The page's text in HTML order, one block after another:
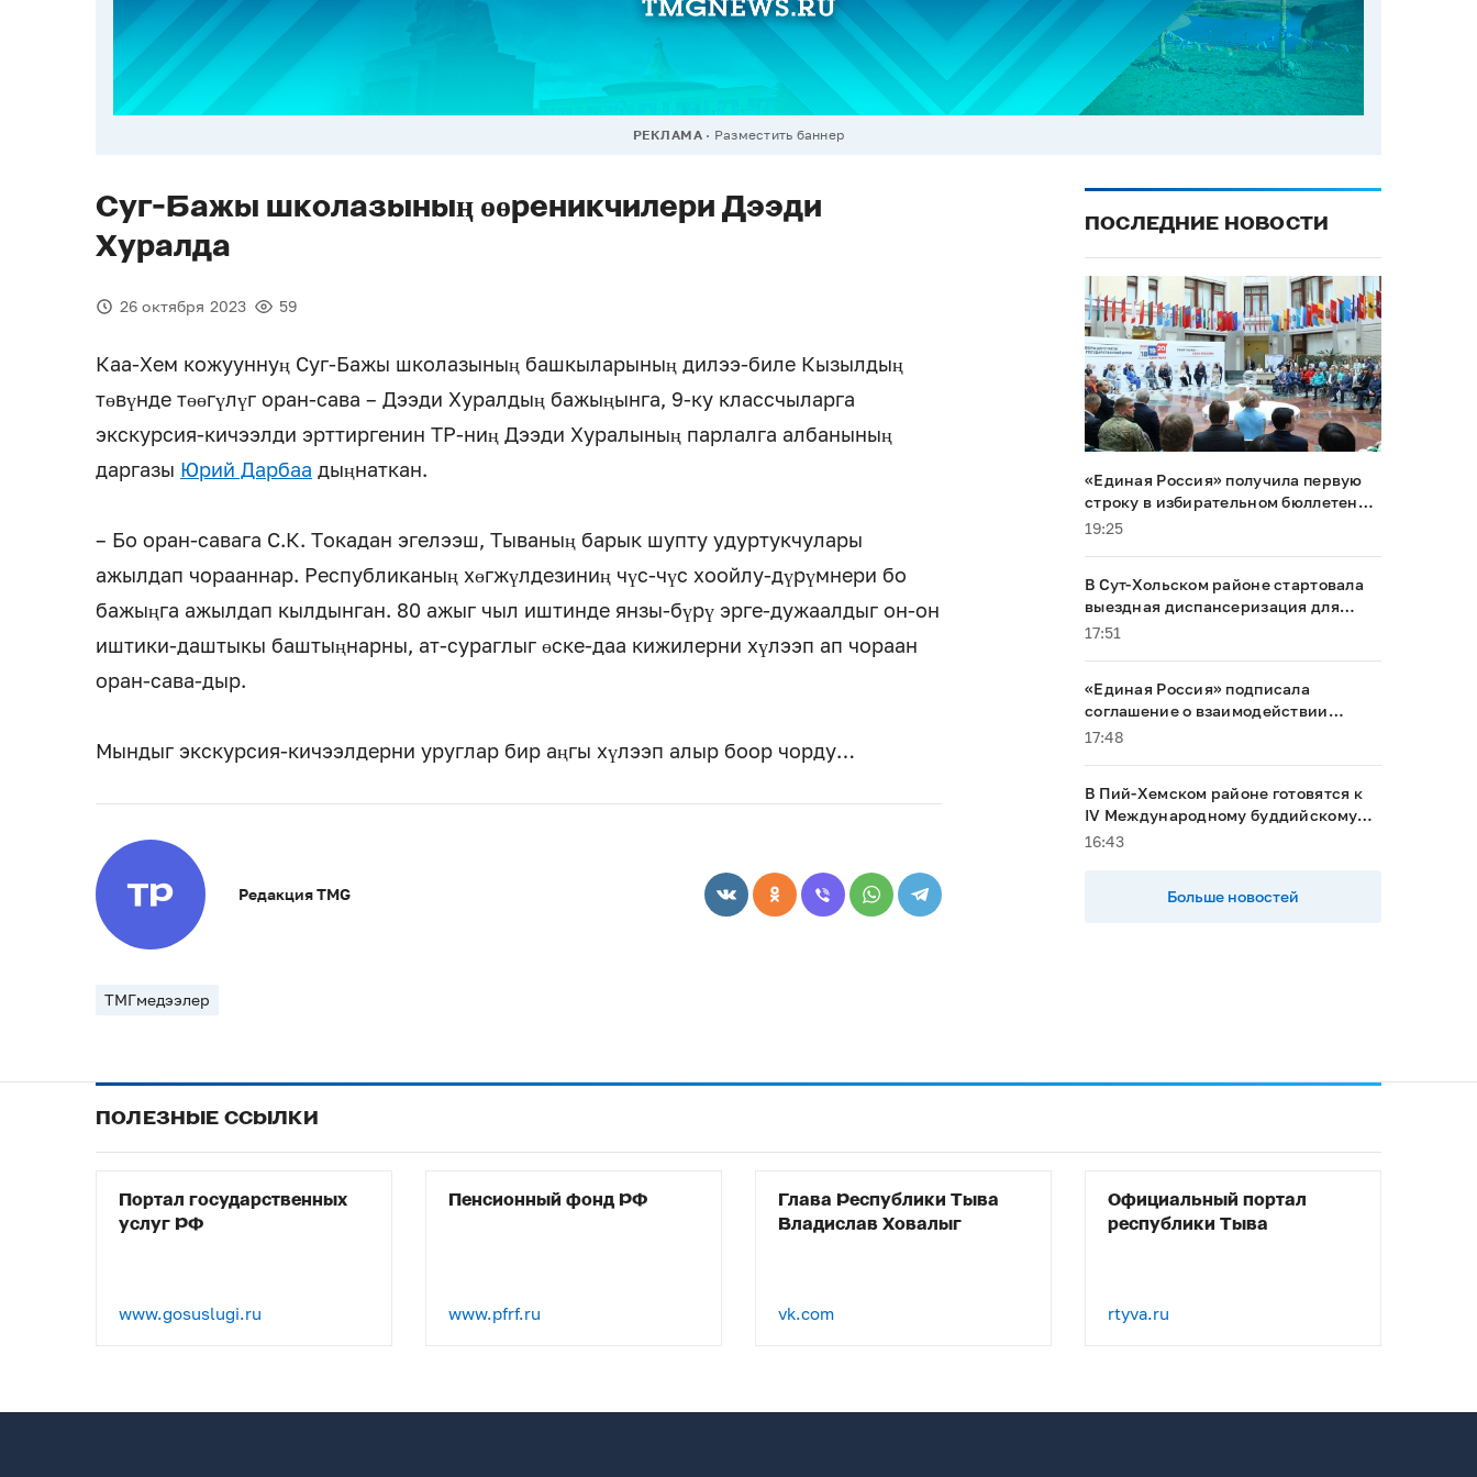
РЕКЛАМА Разместить баннер
Суг-Бажы школазының өөреникчилери Дээди
Хуралда
26 октября 2023 59
Каа-Хем кожууннуң Суг-Бажы школазының башкыларының дилээ-биле Кызылдың
төвүнде төөгүлүг оран-сава – Дээди Хуралдың бажыңынга, 9-ку классчыларга
экскурсия-кичээлди эрттиргенин ТР-ниң Дээди Хуралының парлалга албанының
даргазы Юрий Дарбаа дыңнаткан.
– Бо оран-савага С.К. Токадан эгелээш, Тываның барык шупту удуртукчулары
ажылдап чорааннар. Республиканың хөгжүлдезиниң чүс-чүс хоойлу-дүрүмнери бо
бажыңга ажылдап кылдынган. 80 ажыг чыл иштинде янзы-бүрү эрге-дужаалдыг он-он
иштики-даштыкы баштыңнарны, ат-сураглыг өске-даа кижилерни хүлээп ап чораан
оран-сава-дыр.
Мындыг экскурсия-кичээлдерни уруглар бир аңгы хүлээп алыр боор чорду…
Редакция TMG
ТМГмедээлер
ПОСЛЕДНИЕ НОВОСТИ
«Единая Россия» получила первую
строку в избирательном бюллетене
на выборах в Госдуму
19:25
В Сут-Хольском районе стартовала
выездная диспансеризация для
маломобильных граждан
17:51
«Единая Россия» подписала
соглашение о взаимодействии
между Общественной палатой РФ и
17:48
В Пий-Хемском районе готовятся к
IV Международному буддийскому
форуму
16:43
Больше новостей
ПОЛЕЗНЫЕ ССЫЛКИ
Портал государственных
услуг РФ
www.gosuslugi.ru
Пенсионный фонд РФ
www.pfrf.ru
Глава Республики Тыва
Владислав Ховалыг
vk.com
Официальный портал
республики Тыва
rtyva.ru